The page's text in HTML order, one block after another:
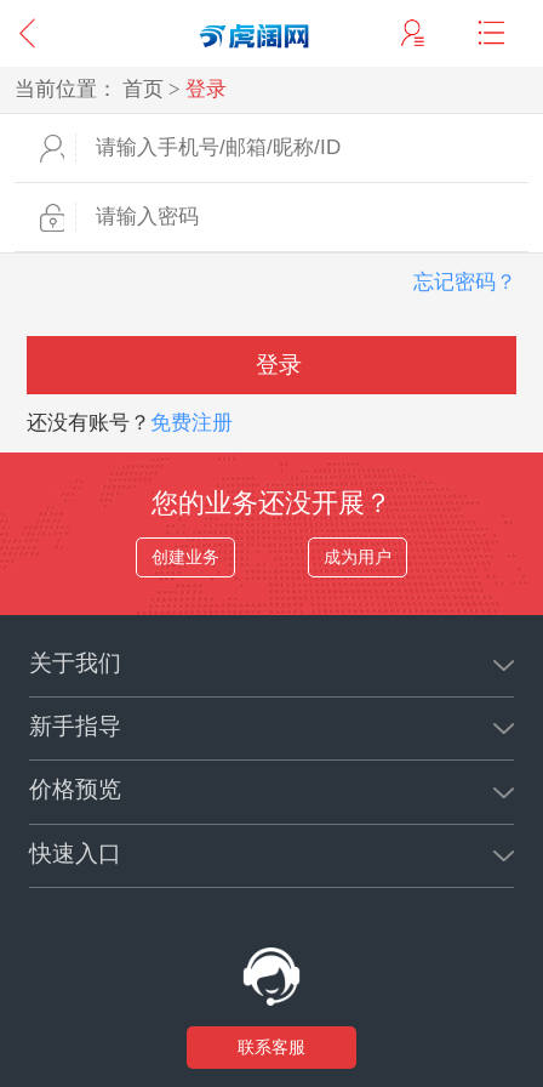
当前位置： 首页 > 登录
忘记密码？
登录
还没有账号？ 免费注册
您的业务还没开展？
创建业务 成为用户
关于我们
新手指导
价格预览
快速入口
联系客服